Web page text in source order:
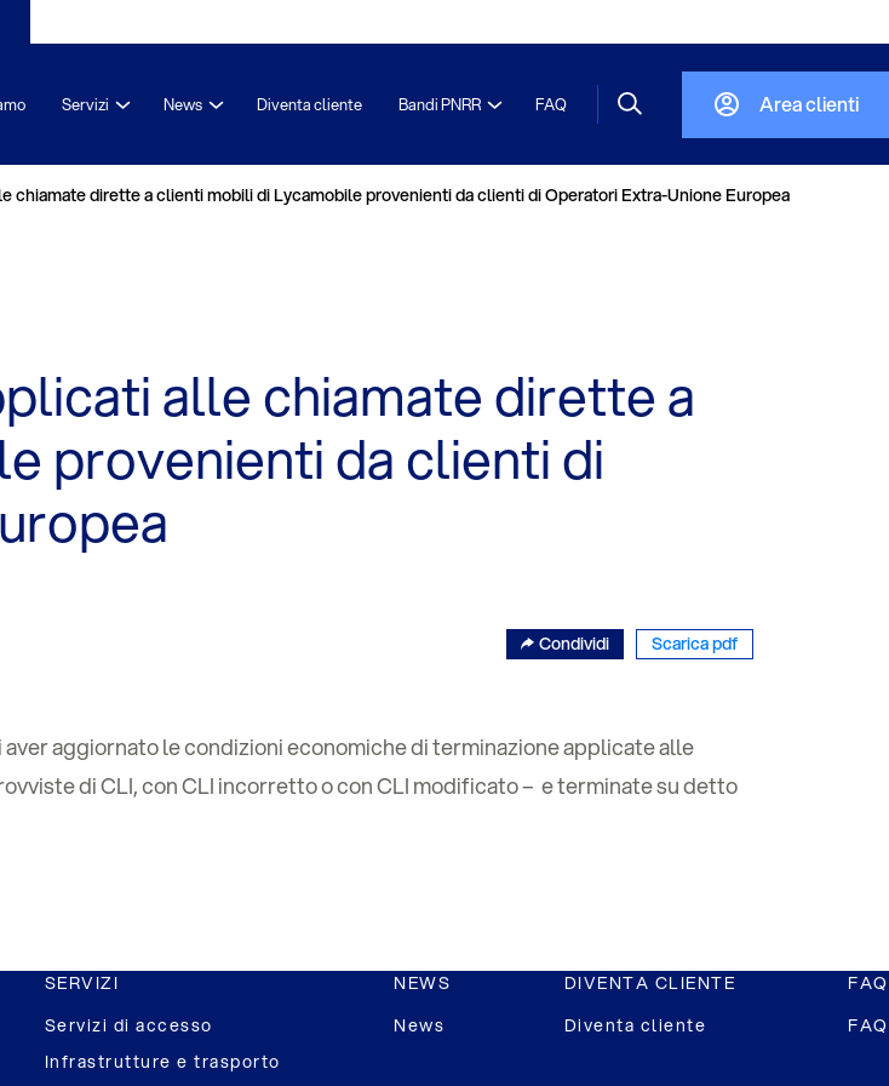
Servizi News Diventa cliente Bandi PNRR FAQ Area clienti
chiamate dirette a clienti mobili di Lycamobile provenienti da clienti di Operatori Extra-Unione Europea
alle chiamate dirette a
provenienti da clienti di
Condividi Scarica pdf
aggiornato le condizioni economiche di terminazione applicate alle
di CLI, con CLI incorretto o con CLI modificato – e terminate su detto
SERVIZI
Servizi di accesso
Infrastrutture e trasporto
NEWS
News
DIVENTA CLIENTE
Diventa cliente
FAQ
FAQ